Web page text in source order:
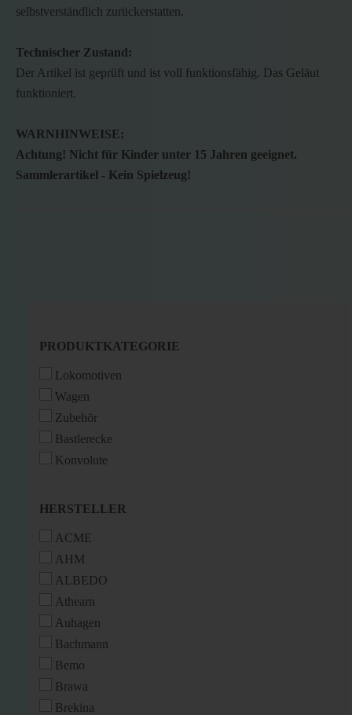
selbstverständlich zurückerstatten.
Technischer Zustand:
Der Artikel ist geprüft und ist voll funktionsfähig. Das Geläut
funktioniert.
WARNHINWEISE:
Achtung! Nicht für Kinder unter 15 Jahren geeignet.
Sammlerartikel - Kein Spielzeug!
PRODUKTKATEGORIE
PRODUKTKATEGORIE
Lokomotiven
Wagen
Zubehör
Bastlerecke
Konvolute
HERSTELLER
HERSTELLER
ACME
AHM
ALBEDO
Athearn
Auhagen
Bachmann
Bemo
Brawa
Brekina